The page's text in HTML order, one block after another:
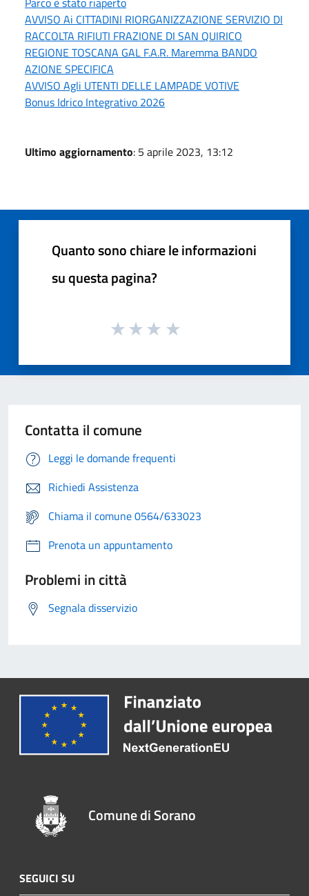
AVVISO Ai CITTADINI RIORGANIZZAZIONE SERVIZIO DI
RACCOLTA RIFIUTI FRAZIONE DI SAN QUIRICO
REGIONE TOSCANA GAL F.A.R. Maremma BANDO
AZIONE SPECIFICA
AVVISO Agli UTENTI DELLE LAMPADE VOTIVE
Bonus Idrico Integrativo 2026
Ultimo aggiornamento: 5 aprile 2023, 13:12
Quanto sono chiare le informazioni
su questa pagina?
Contatta il comune
Leggi le domande frequenti
Richiedi Assistenza
Chiama il comune 0564/633023
Prenota un appuntamento
Problemi in città
Segnala disservizio
Comune di Sorano
SEGUICI SU